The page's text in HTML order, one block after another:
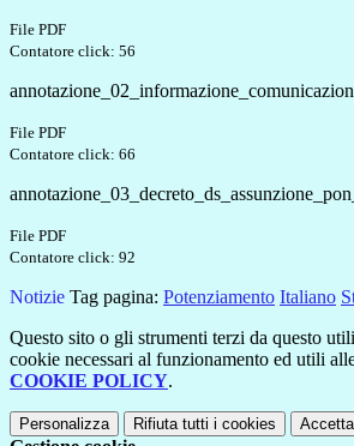
File PDF
Contatore click: 56
File PDF
Contatore click: 66
File PDF
Contatore click: 92
Notizie Tag pagina: Potenziamento Italiano
Questo sito o gli strumenti terzi da questo
cookie necessari al funzionamento ed utili
COOKIE POLICY.
Personalizza Rifiuta tutti i cookies